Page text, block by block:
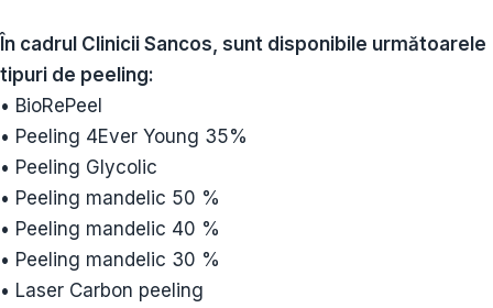
În cadrul Clinicii Sancos, sunt disponibile următoarele
tipuri de peeling:
• BioRePeel
• Peeling 4Ever Young 35%
• Peeling Glycolic
• Peeling mandelic 50 %
• Peeling mandelic 40 %
• Peeling mandelic 30 %
• Laser Carbon peeling